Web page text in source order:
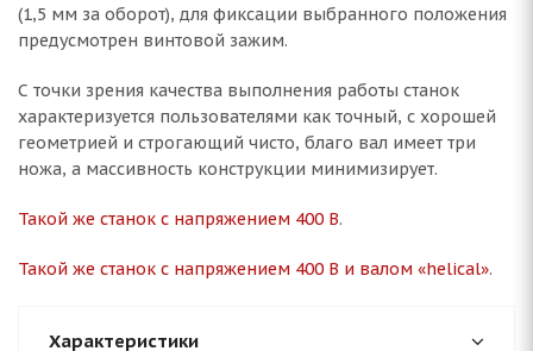
(1,5 мм за оборот), для фиксации выбранного положения
предусмотрен винтовой зажим.
С точки зрения качества выполнения работы станок
характеризуется пользователями как точный, с хорошей
геометрией и строгающий чисто, благо вал имеет три
ножа, а массивность конструкции минимизирует.
Такой же станок с напряжением 400 В.
Такой же станок с напряжением 400 В и валом «helical».
Характеристики